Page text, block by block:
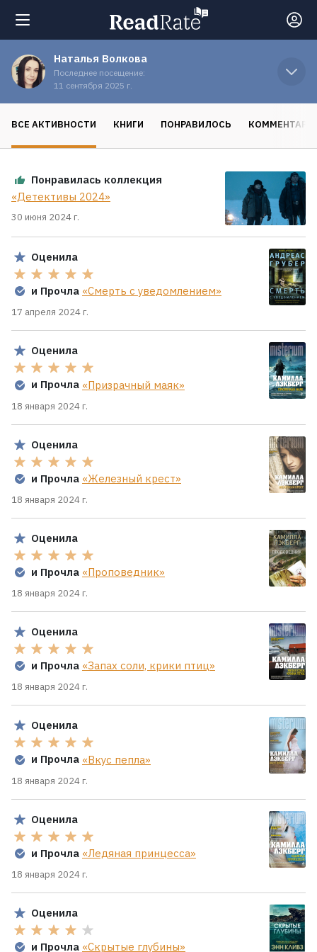
Поиск
Книги
Экранизации
Коллекции
Наталья Волкова
Последнее посещение:
11 сентября 2025 г.
ВСЕ АКТИВНОСТИ КНИГИ ПОНРАВИЛОСЬ
Понравилась коллекция
«Детективы 2024»
30 июня 2024 г.
Оценила
и Прочла «Смерть с уведомлением»
17 апреля 2024 г.
Оценила
и Прочла «Призрачный маяк»
18 января 2024 г.
Оценила
и Прочла «Железный крест»
18 января 2024 г.
Оценила
и Прочла «Проповедник»
18 января 2024 г.
Оценила
и Прочла «Запах соли, крики птиц»
18 января 2024 г.
Оценила
и Прочла «Вкус пепла»
18 января 2024 г.
Оценила
и Прочла «Ледяная принцесса»
18 января 2024 г.
Оценила
и Прочла «Скрытые глубины»